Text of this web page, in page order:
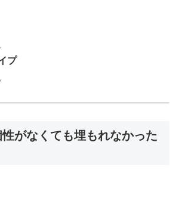
プ
がなくても埋もれなかった